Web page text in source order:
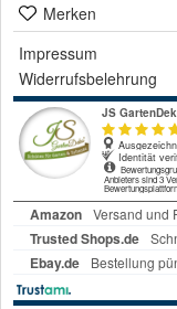
Merken
Impressum
Widerrufsbelehrung